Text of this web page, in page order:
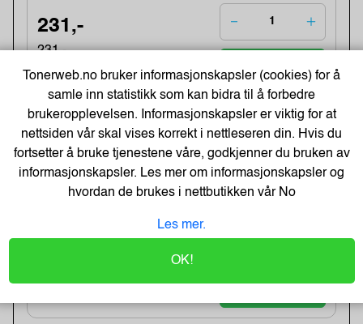
231,-
231,-
185,- Eks. Mva.
-27% Meeting Charts m/30 ark 63,5x77,4 (2)
Varenummer:106358 /7000050153
Lagerstatus:3 stk på lager.
Sendes om:0-2 dager
Obs, kun3 Stk. til denne tilbudsprisen
Tonerweb.no bruker informasjonskapsler (cookies) for å
samle inn statistikk som kan bidra til å forbedre
brukeropplevelsen. Informasjonskapsler er viktig for at
nettsiden vår skal vises korrekt i nettleseren din. Hvis du
fortsetter å bruke tjenestene våre, godkjenner du bruken av
informasjonskapsler. Les mer om informasjonskapsler og
hvordan de brukes i nettbutikken vårNo
Les mer.
OK!